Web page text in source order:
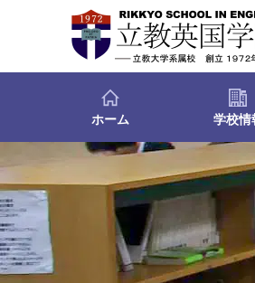
ホーム 学校情